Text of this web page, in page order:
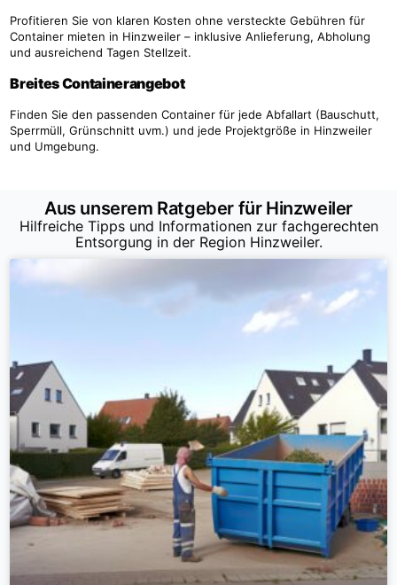
Profitieren Sie von klaren Kosten ohne versteckte Gebühren für
Container mieten in Hinzweiler – inklusive Anlieferung, Abholung
und ausreichend Tagen Stellzeit.
Breites Containerangebot
Finden Sie den passenden Container für jede Abfallart (Bauschutt,
Sperrmüll, Grünschnitt uvm.) und jede Projektgröße in Hinzweiler
und Umgebung.
Aus unserem Ratgeber für Hinzweiler
Hilfreiche Tipps und Informationen zur fachgerechten
Entsorgung in der Region Hinzweiler.